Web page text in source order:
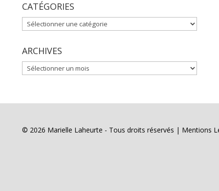
CATÉGORIES
CATÉGORIES
ARCHIVES
ARCHIVES
© 2026 Marielle Laheurte - Tous droits réservés | Mentions